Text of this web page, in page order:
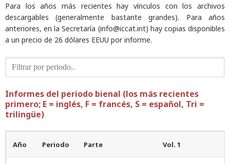
Para los años más recientes hay vínculos con los archivos
descargables (generalmente bastante grandes). Para años
anteriores, en la Secretaría (info@iccat.int) hay copias disponibles
a un precio de 26 dólares EEUU por informe.
Informes del periodo bienal (los más recientes
primero; E = inglés, F = francés, S = español, Tri =
trilingüe)
Año Periodo Parte Vol. 1